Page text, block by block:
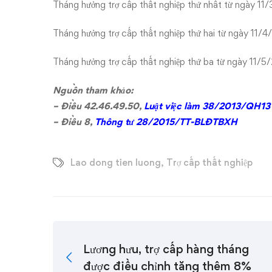
Tháng hưởng trợ cấp thất nghiệp thứ nhất từ ngày
Tháng hưởng trợ cấp thất nghiệp thứ hai từ ngày
Tháng hưởng trợ cấp thất nghiệp thứ ba từ ngày 11/
Nguồn tham khảo:
– Điều 42.46.49.50, Luật việc làm 38/2013/QH13
– Điều 8, Thông tư 28/2015/TT-BLĐTBXH
Lao dong tien luong, Trợ cấp thất nghiệp
Lương hưu, trợ cấp hàng tháng
được điều chỉnh tăng thêm 8%